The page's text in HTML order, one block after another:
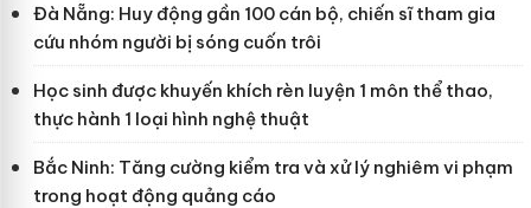
Đà Nẵng: Huy động gần 100 cán bộ, chiến sĩ tham gia
cứu nhóm người bị sóng cuốn trôi
Học sinh được khuyến khích rèn luyện 1 môn thể thao,
thực hành 1 loại hình nghệ thuật
Bắc Ninh: Tăng cường kiểm tra và xử lý nghiêm vi phạm
trong hoạt động quảng cáo